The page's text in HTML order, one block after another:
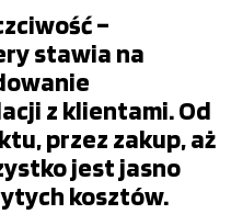
–
stawia na
z klientami. Od
przez zakup, aż
jest jasno
kosztów.